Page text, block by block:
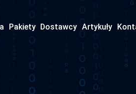
Pakiety Dostawcy Artykuły